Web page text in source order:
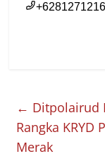
← Ditpolairud
Rangka KRYD
Merak